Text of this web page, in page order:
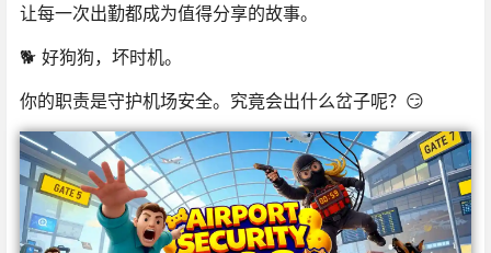
让每一次出勤都成为值得分享的故事。
🐕 好狗狗，坏时机。
你的职责是守护机场安全。究竟会出什么岔子呢？😏